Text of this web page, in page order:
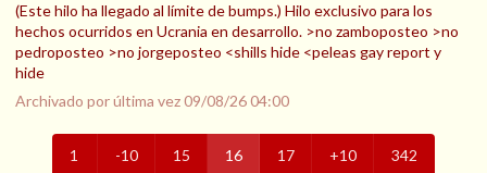
(Este hilo ha llegado al límite de bumps.) Hilo exclusivo para los
hechos ocurridos en Ucrania en desarrollo. >no zamboposteo >no
pedroposteo >no jorgeposteo <shills hide <peleas gay report y
hide
Archivado por última vez09/08/26 04:00
1 -10 15 16 17 +10 342